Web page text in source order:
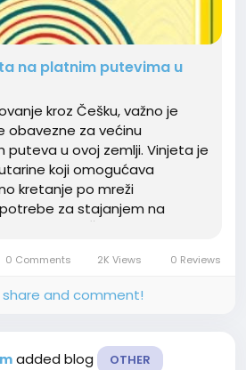
na platnim putevima u
kroz Češku, važno je
obavezne za većinu
puteva u ovoj zemlji. Vinjeta je
koji omogućava
kretanje po mreži
za stajanjem na
za...
0 Comments 2K Views 0 Reviews
share and comment!
added blog OTHER